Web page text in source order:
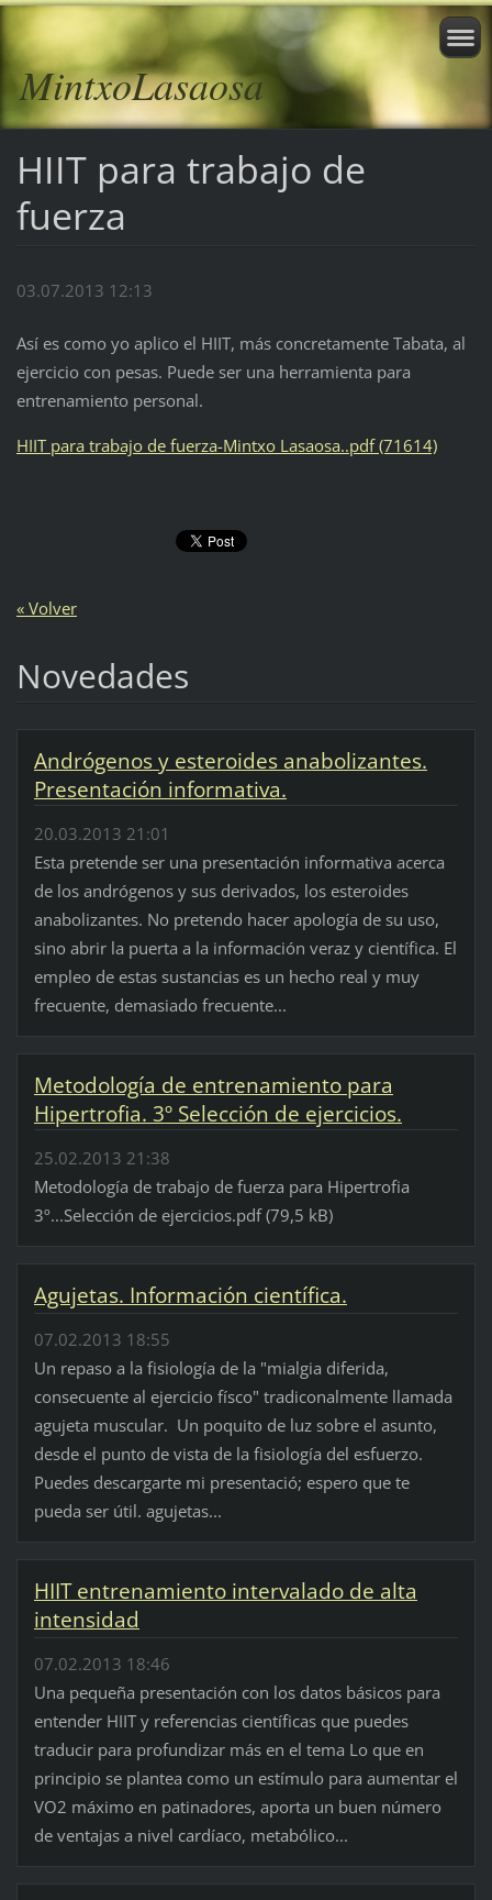
MintxoLasaosa
HIIT para trabajo de
fuerza
03.07.2013 12:13
Así es como yo aplico el HIIT, más concretamente Tabata, al
ejercicio con pesas. Puede ser una herramienta para
entrenamiento personal.
HIIT para trabajo de fuerza-Mintxo Lasaosa..pdf (71614)
« Volver
Novedades
Andrógenos y esteroides anabolizantes.
Presentación informativa.
20.03.2013 21:01
Esta pretende ser una presentación informativa acerca
de los andrógenos y sus derivados, los esteroides
anabolizantes. No pretendo hacer apología de su uso,
sino abrir la puerta a la información veraz y científica. El
empleo de estas sustancias es un hecho real y muy
frecuente, demasiado frecuente...
Metodología de entrenamiento para
Hipertrofia. 3º Selección de ejercicios.
25.02.2013 21:38
Metodología de trabajo de fuerza para Hipertrofia
3º...Selección de ejercicios.pdf (79,5 kB)
Agujetas. Información científica.
07.02.2013 18:55
Un repaso a la fisiología de la "mialgia diferida,
consecuente al ejercicio físco" tradiconalmente llamada
agujeta muscular. Un poquito de luz sobre el asunto,
desde el punto de vista de la fisiología del esfuerzo.
Puedes descargarte mi presentació; espero que te
pueda ser útil. agujetas...
HIIT entrenamiento intervalado de alta
intensidad
07.02.2013 18:46
Una pequeña presentación con los datos básicos para
entender HIIT y referencias científicas que puedes
traducir para profundizar más en el tema Lo que en
principio se plantea como un estímulo para aumentar el
VO2 máximo en patinadores, aporta un buen número
de ventajas a nivel cardíaco, metabólico...